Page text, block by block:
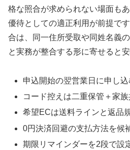
格な照合が求められない場面も
優待としての適正利用が前提で
合は、同一住所受取や同姓名義
と実務が整合する形に寄せると安
申込開始の翌営業日に申し
コード控えは二重保管＋家
希望ECは送料ラインと返品
0円決済回避の支払方法を候
期限リマインダーを2段で設